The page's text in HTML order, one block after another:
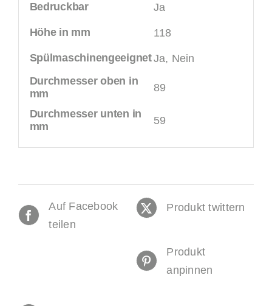
Bedruckbar Ja
Höhe in mm 118
SpülmaschinengeeignetJa, Nein
Durchmesser oben in
mm
89
Durchmesser unten in
mm
59
Auf Facebook
teilen
Produkt twittern
Produkt
anpinnen